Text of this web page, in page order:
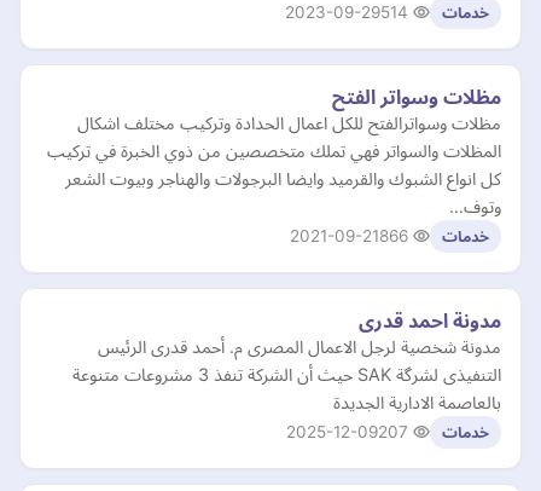
خدمات 2023-09-29
مظلات وسواتر الفتح
مظلات وسواترالفتح للكل اعمال الحدادة وتركيب مختلف اشكال
المظلات والسواتر فهي تملك متخصصين من ذوي الخبرة في تركيب
كل انواع الشبوك والقرميد وايضا البرجولات والهناجر وبيوت الشعر
وتوف…
خدمات 2021-09-21
مدونة احمد قدرى
مدونة شخصية لرجل الاعمال المصرى م. أحمد قدرى الرئيس
التنفيذى لشرگة SAK حيث أن الشركة تنفذ 3 مشروعات متنوعة
بالعاصمة الادارية الجديدة
خدمات 2025-12-09